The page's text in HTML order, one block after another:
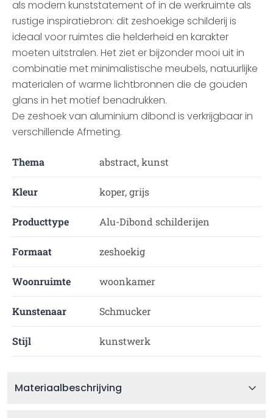
als modern kunststatement of in de werkruimte als
rustige inspiratiebron: dit zeshoekige schilderij is
ideaal voor ruimtes die helderheid en karakter
moeten uitstralen. Het ziet er bijzonder mooi uit in
combinatie met minimalistische meubels, natuurlijke
materialen of warme lichtbronnen die de gouden
glans in het motief benadrukken.
De zeshoek van aluminium dibond is verkrijgbaar in
verschillende Afmeting.
Thema abstract, kunst
Kleur koper, grijs
Producttype Alu-Dibond schilderijen
Formaat zeshoekig
Woonruimte woonkamer
Kunstenaar Schmucker
Stijl kunstwerk
Materiaalbeschrijving